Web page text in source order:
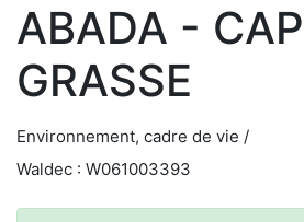
ABADA -
GRASSE
Environnement, cadre de vie /
Waldec : W061003393